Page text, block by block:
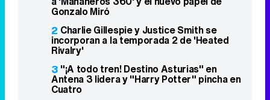
Gonzalo Miró
2 Charlie Gillespie y Justice Smith se
incorporan a la temporada 2 de 'Heated
Rivalry'
3 "¡A todo tren! Destino Asturias" en
Antena 3 lidera y "Harry Potter" pincha en
Cuatro